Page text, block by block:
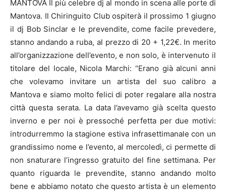
MANTOVA Il più celebre dj al mondo in scena alle porte di
Mantova. Il Chiringuito Club ospiterà il prossimo 1 giugno
il dj Bob Sinclar e le prevendite, come facile prevedere,
stanno andando a ruba, al prezzo di 20 + 1,22€. In merito
all’organizzazione dell’evento, e non solo, è intervenuto il
titolare del locale, Nicola Marchi: “Erano già alcuni anni
che volevamo invitare un artista del suo calibro a
Mantova e siamo molto felici di poter regalare alla nostra
città questa serata. La data l’avevamo già scelta questo
inverno e per noi è pressoché perfetta per due motivi:
introdurremmo la stagione estiva infrasettimanale con un
grandissimo nome e l’evento, al mercoledì, ci permette di
non snaturare l’ingresso gratuito del fine settimana. Per
quanto riguarda le prevendite, stanno andando molto
bene e abbiamo notato che questo artista è un elemento